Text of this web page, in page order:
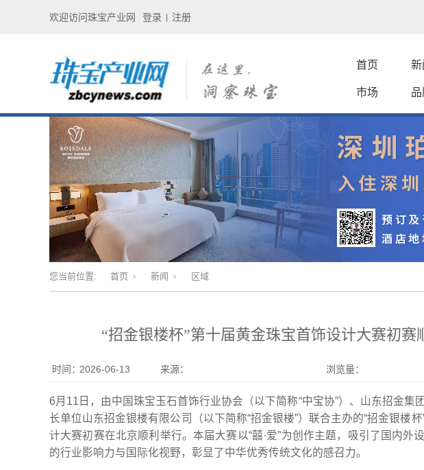
欢迎访问珠宝产业网 登录 注册
首页 新
市场
您当前位置: 首页 新闻 区域
“招金银楼杯”第十届黄金珠宝首饰设计大赛初赛
时间：2026-06-13 来源： 浏览量：
6月11日，由中国珠宝玉石首饰行业协会（以下简称“中宝协”）、山东招金集
长单位山东招金银楼有限公司（以下简称“招金银楼”）联合主办的“招金银楼
计大赛初赛在北京顺利举行。本届大赛以“囍·爱”为创作主题，吸引了国内外
的行业影响力与国际化视野，彰显了中华优秀传统文化的感召力。